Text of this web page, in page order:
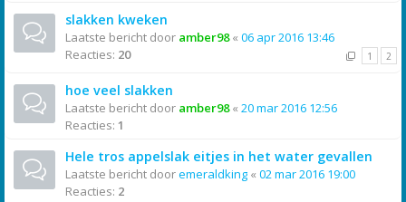
slakken kweken
Laatste bericht door amber98« 06 apr 2016 13:46
Reacties: 20 1 2
hoe veel slakken
Laatste bericht door amber98« 20 mar 2016 12:56
Reacties: 1
Hele tros appelslak eitjes in het water gevallen
Laatste bericht dooremeraldking « 02 mar 2016 19:00
Reacties: 2